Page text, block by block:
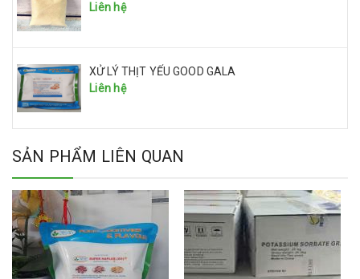
Liên hệ
XỬ LÝ THỊT YẾU GOOD GALA
Liên hệ
SẢN PHẨM LIÊN QUAN